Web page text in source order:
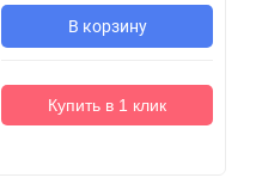
В корзину
Купить в 1 клик